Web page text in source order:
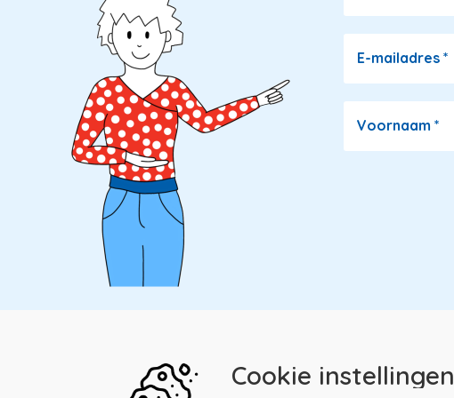
E-mailadres *
Voornaam *
Cookie instellingen